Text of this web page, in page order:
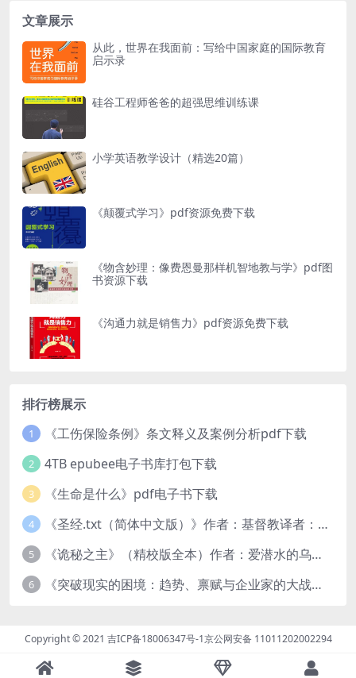
文章展示
从此，世界在我面前：写给中国家庭的国际教育
启示录
硅谷工程师爸爸的超强思维训练课
小学英语教学设计（精选20篇）
《颠覆式学习》pdf资源免费下载
《物含妙理：像费恩曼那样机智地教与学》pdf图
书资源下载
《沟通力就是销售力》pdf资源免费下载
排行榜展示
1 《工伤保险条例》条文释义及案例分析pdf下载
2 4TB epubee电子书库打包下载
3 《生命是什么》pdf电子书下载
4 《圣经.txt（简体中文版）》作者：基督教译者：中国基督教协会
5 《诡秘之主》（精校版全本）作者：爱潜水的乌贼txt
6 《突破现实的困境：趋势、禀赋与企业家的大战略》pdf图书下载
Copyright © 2021 吉ICP备18006347号-1京公网安备 11011202002294